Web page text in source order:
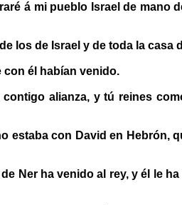
á mi pueblo Israel de mano
los de Israel y de toda la casa
con él habían venido.
alianza, y tú reines
estaba con David en Hebrón,
Ner ha venido al rey, y él le